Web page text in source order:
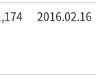
2016.02.16